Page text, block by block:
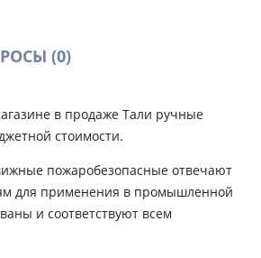
(0)
в продаже Тали ручные
стоимости.
пожаробезопасные отвечают
для применения в промышленной
и соответствуют всем